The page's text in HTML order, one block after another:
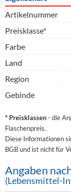
Artikelnummer
Preisklasse*
Farbe
Land
Region
Gebinde
* Preisklassen- die
Flaschenpreis.
Diese Informationen
BGB und ist nicht für
Angaben
(Lebensmittel-